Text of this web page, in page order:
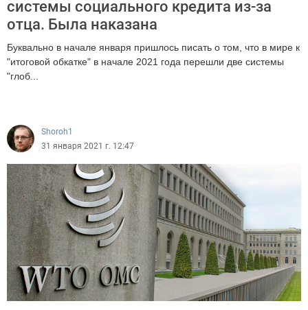
системы социального кредита из-за
отца. Была наказана
Буквально в начале января пришлось писать о том, что в мире к
"итоговой обкатке" в начале 2021 года перешли две системы
"глоб...
Shoroh1
31 января 2021 г. 12:47